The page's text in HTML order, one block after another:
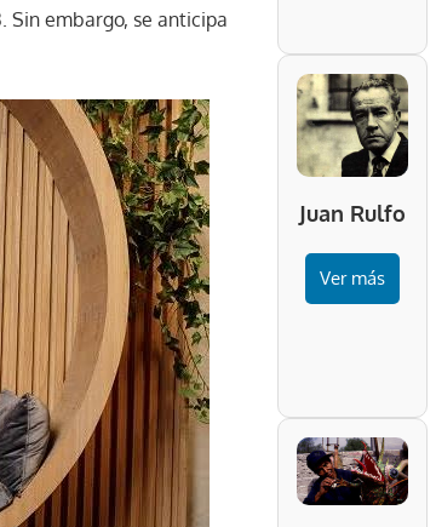
Sin embargo, se anticipa
Juan Rulfo
Ver más